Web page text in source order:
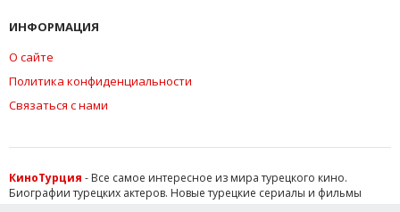
ИНФОРМАЦИЯ
О сайте
Политика конфиденциальности
Связаться с нами
КиноТурция - Все самое интересное из мира турецкого кино.
Биографии турецких актеров. Новые турецкие сериалы и фильмы